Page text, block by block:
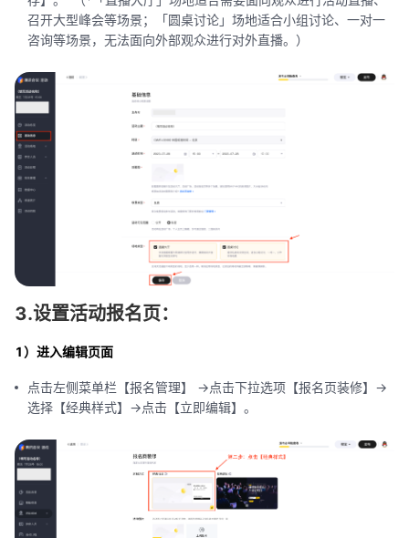
召开大型峰会等场景；「圆桌讨论」场地适合小组讨论、一对一
咨询等场景，无法面向外部观众进行对外直播。）
3.设置活动报名页：
1）进入编辑页面
点击左侧菜单栏【报名管理】 ->点击下拉选项【报名页装修】->
选择【经典样式】->点击【立即编辑】。